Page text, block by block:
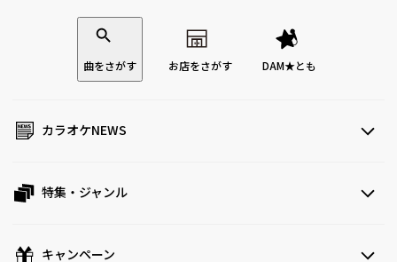
曲をさがす お店をさがす DAM★とも
カラオケNEWS
特集・ジャンル
キャンペーン